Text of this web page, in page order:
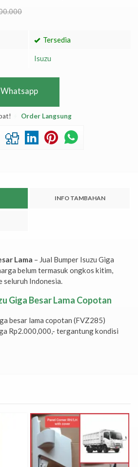
Tersedia
Isuzu
Whatsapp
Order Langsung
INFO TAMBAHAN
Lama – Jual Bumper Isuzu Giga
belum termasuk ongkos kitim,
seluruh Indonesia.
Giga Besar Lama Copotan
besar lama copotan (FVZ285)
Rp2.000,000,- tergantung kondisi